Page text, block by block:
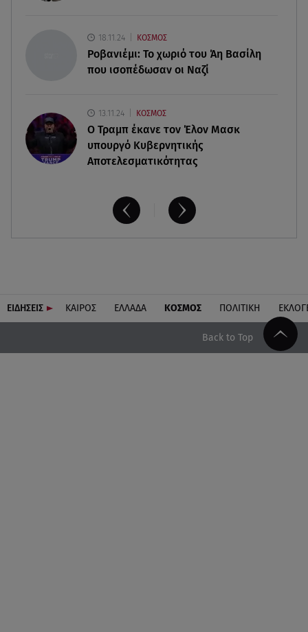
Ιωάννα Τούνη: «Έβγαλα όλο το βράδυ στο
νοσοκομείο» - Τι συνέβη;
18.11.24 ΚΟΣΜΟΣ
Ροβανιέμι: Το χωριό του Άη Βασίλη
που ισοπέδωσαν οι Ναζί
13.11.24 ΚΟΣΜΟΣ
O Τραμπ έκανε τον Έλον Μασκ
υπουργό Κυβερνητικής
Αποτελεσματικότητας
ΕΙΔΗΣΕΙΣ ΚΑΙΡΟΣ ΕΛΛΑΔΑ ΚΟΣΜΟΣ ΠΟΛΙΤΙΚΗ
Back to Top